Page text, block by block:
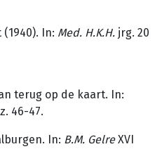
In: Med. H.K.H. jrg. 20
terug op de kaart. In:
46-47.
In: B.M. GelreXVI